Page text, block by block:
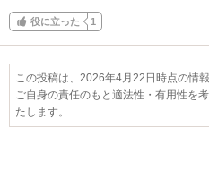
役に立った 1
この投稿は、2026年4月22日時点の情報
ご自身の責任のもと適法性・有用性を
たします。